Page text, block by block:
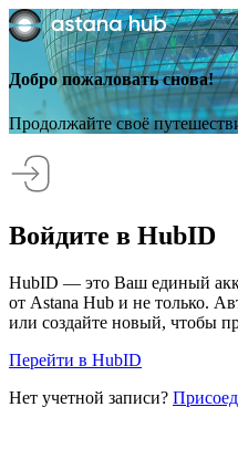
Добро пожаловать снова!
Продолжайте своё
Войдите в HubID
HubID — это Ваш единый
от Astana Hub и не только.
или создайте новый, чтобы
Перейти в HubID
Нет учетной записи?